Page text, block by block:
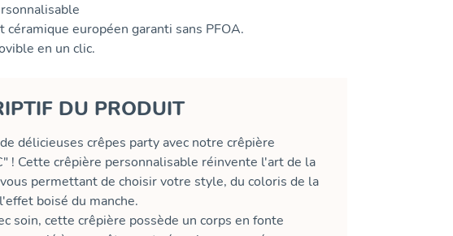
céramique européen garanti sans PFOA.
en un clic.
DU PRODUIT
délicieuses crêpes party avec notre crêpière
! Cette crêpière personnalisable réinvente l'art de la
permettant de choisir votre style, du coloris de la
boisé du manche.
soin, cette crêpière possède un corps en fonte